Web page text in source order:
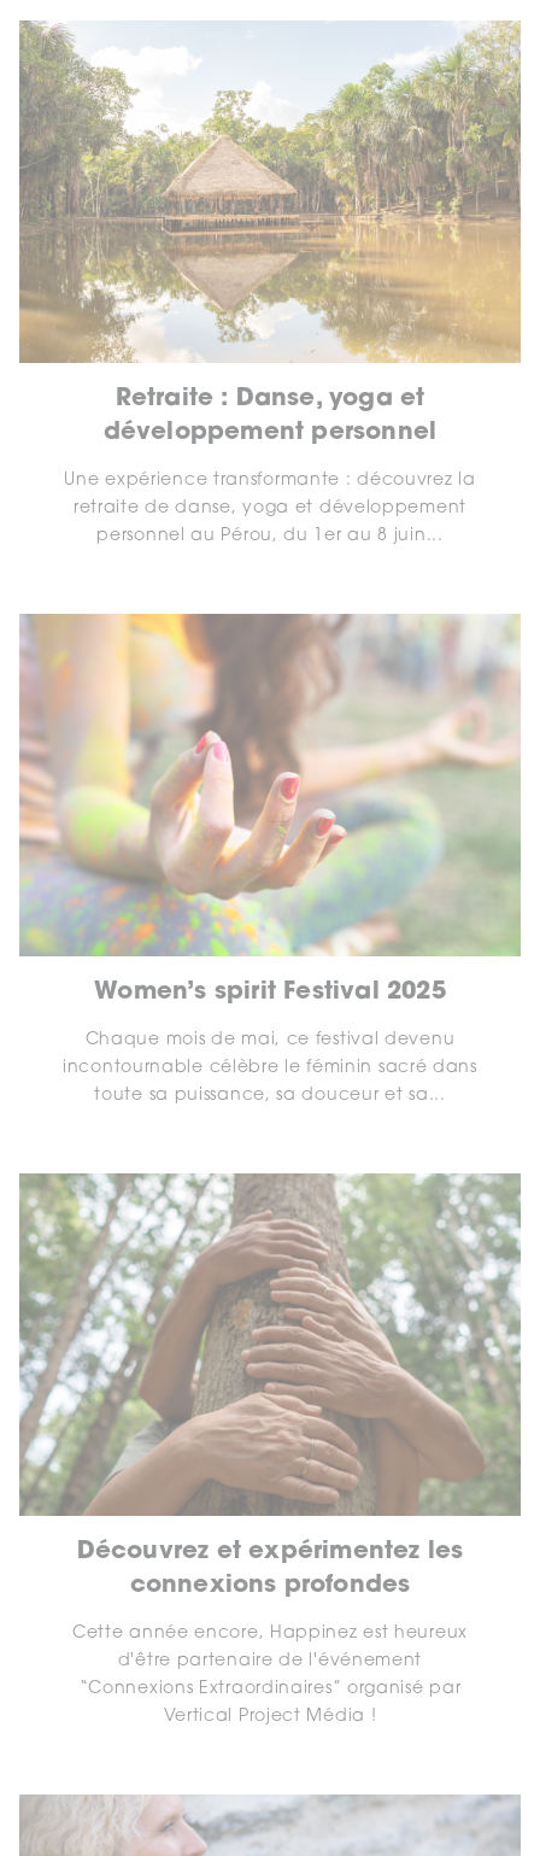
Retraite : Danse, yoga et
développement personnel
Une expérience transformante : découvrez la
retraite de danse, yoga et développement
personnel au Pérou, du 1er au 8 juin...
Women’s spirit Festival 2025
Chaque mois de mai, ce festival devenu
incontournable célèbre le féminin sacré dans
toute sa puissance, sa douceur et sa...
Découvrez et expérimentez les
connexions profondes
Cette année encore, Happinez est heureux
d'être partenaire de l'événement
“Connexions Extraordinaires” organisé par
Vertical Project Média !